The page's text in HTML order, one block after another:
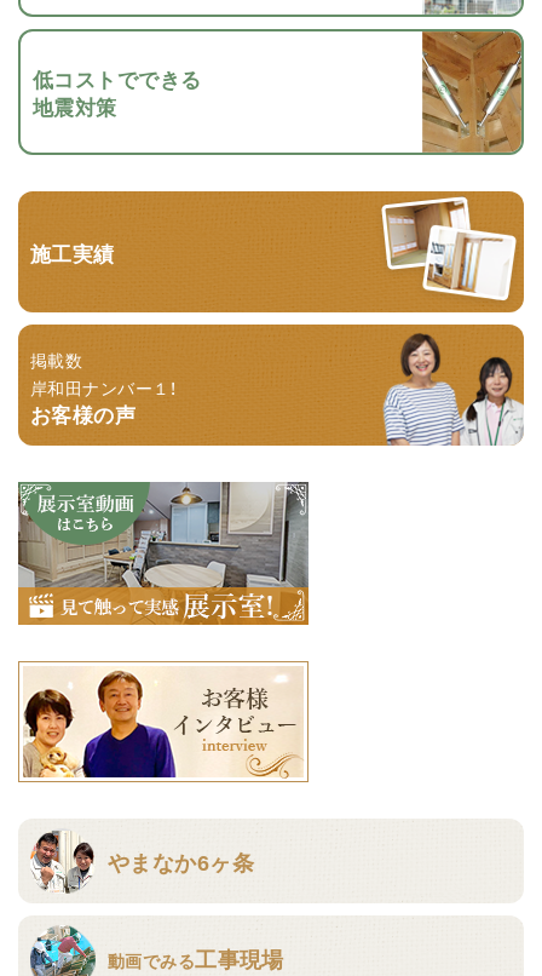
低コストでできる
地震対策
施工実績
掲載数
岸和田ナンバー１！
お客様の声
やまなか6ヶ条
動画でみる工事現場